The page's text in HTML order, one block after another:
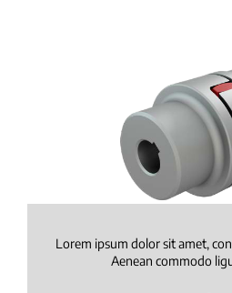
Lorem ipsum dolor sit amet,
Aenean commodo